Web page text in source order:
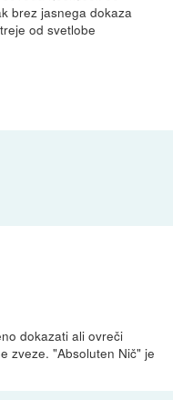
brez jasnega dokaza
od svetlobe
dokazati ali ovreči
zveze. "Absoluten Nič" je